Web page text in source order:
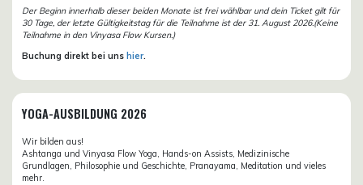
Der Beginn innerhalb dieser beiden Monate ist frei wählbar und dein Ticket gilt für
30 Tage, der letzte Gültigkeitstag für die Teilnahme ist der 31. August 2026.(Keine
Teilnahme in den Vinyasa Flow Kursen.)
Buchung direkt bei uns hier.
YOGA-AUSBILDUNG 2026
Wir bilden aus!
Ashtanga und Vinyasa Flow Yoga, Hands-on Assists, Medizinische
Grundlagen, Philosophie und Geschichte, Pranayama, Meditation und vieles
mehr.